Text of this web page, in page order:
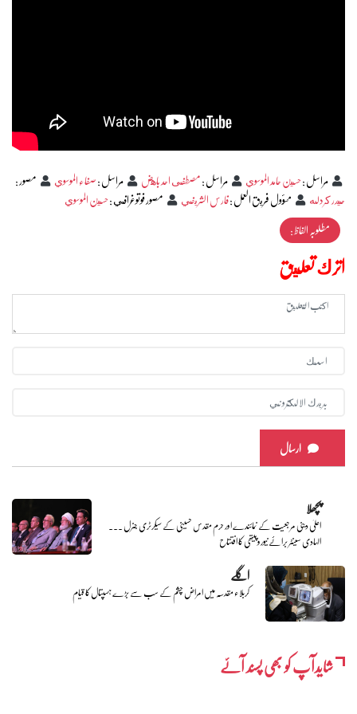
مراسل:حسين حامد الموسوي مراسل:مصطفى احد باهض مراسل:صفاء الموسوي مصور:
حيدر كردله مسؤول فريق العمل:فارس الشريفي مصور فوتوغرافي:حسين الموسوي
مطلوبہ الفاظ :
اترك تعليق
ارسال
پچھلا
اعلیٰ دینی مرجعیت کے نمائندے اور حرم مقدس حسینی کے سیکرٹری جنرل ۔۔۔
الہادی سینٹر برائے نیوروپیتھی کا افتتاح
اگلے
کربلاء مقدسہ میں امراض چشم کے سب سے بڑے ہسپتال کا قیام
شایدآپ کو بھی پسند آئے